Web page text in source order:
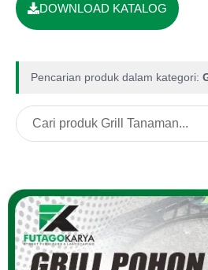
DOWNLOAD KATALOG
Pencarian produk dalam kategori: